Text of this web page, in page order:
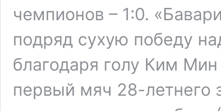
чемпионов – 1:0.
подряд сухую победу
благодаря голу Ким
первый мяч 28-летнего